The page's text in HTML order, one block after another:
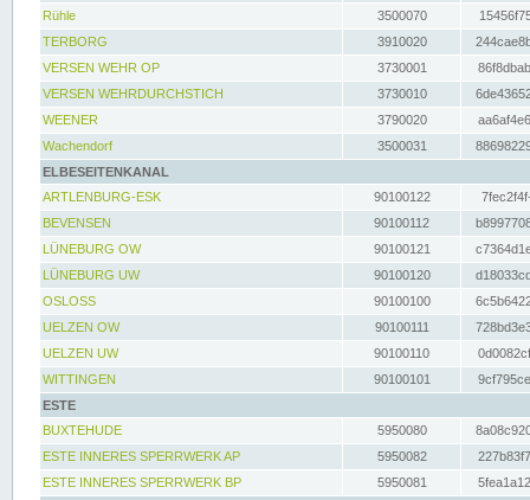
Rühle
3500070
TERBORG
3910020
VERSEN WEHR OP
3730001
VERSEN WEHRDURCHSTICH
3730010
WEENER
3790020
Wachendorf
3500031
ELBESEITENKANAL
ARTLENBURG-ESK
90100122
BEVENSEN
90100112
LÜNEBURG OW
90100121
LÜNEBURG UW
90100120
OSLOSS
90100100
UELZEN OW
90100111
UELZEN UW
90100110
WITTINGEN
90100101
ESTE
BUXTEHUDE
5950080
ESTE INNERES SPERRWERK AP
5950082
ESTE INNERES SPERRWERK BP
5950081